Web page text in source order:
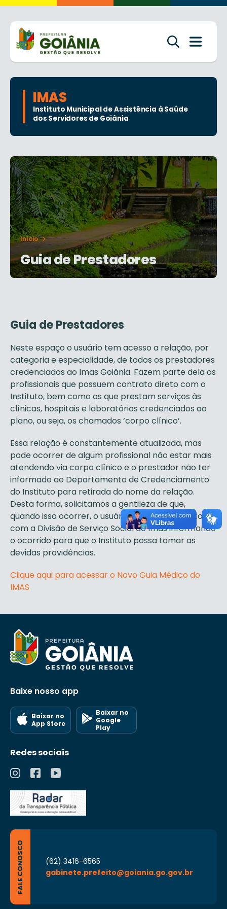
IMAS
Instituto Municipal de Assistência à Saúde
dos Servidores de Goiânia
Início
Guia de Prestadores
Guia de Prestadores
Neste espaço o usuário tem acesso a relação, por
categoria e especialidade, de todos os prestadores
credenciados ao Imas Goiânia. Fazem parte dela os
profissionais que possuem contrato direto com o
Instituto, bem como os que prestam serviços às
clínicas, hospitais e laboratórios credenciados ao
plano, ou seja, os chamados ‘corpo clínico’.
Essa relação é constantemente atualizada, mas
pode ocorrer de algum profissional não estar mais
atendendo via corpo clínico e o prestador não ter
informado ao Departamento de Credenciamento
do Instituto para retirada do nome da relação.
Desta forma, solicitamos a gentileza de que,
quando isso ocorrer, o usuário entre em contato
com a Divisão de Serviço Social do Imas informando
o ocorrido para que o Instituto possa tomar as
devidas providências.
Clique aqui para acessar o Novo Guia Médico do
IMAS
Baixe nosso app
Baixar no
App Store
Baixar no
Google
Play
Redes sociais
FALE CONOSCO
(62) 3416-6565
gabinete.prefeito@goiania.go.gov.br